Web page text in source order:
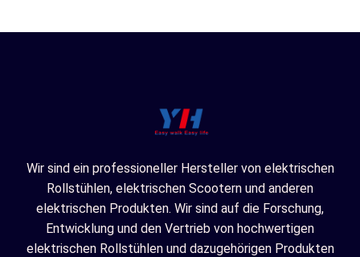
Wir sind ein professioneller Hersteller von elektrischen
Rollstühlen, elektrischen Scootern und anderen
elektrischen Produkten. Wir sind auf die Forschung,
Entwicklung und den Vertrieb von hochwertigen
elektrischen Rollstühlen und dazugehörigen Produkten